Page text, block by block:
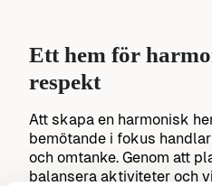
Ett hem för
respekt
Att skapa en harmonisk
bemötande i fokus
och omtanke. Genom att
balansera aktiviteter och